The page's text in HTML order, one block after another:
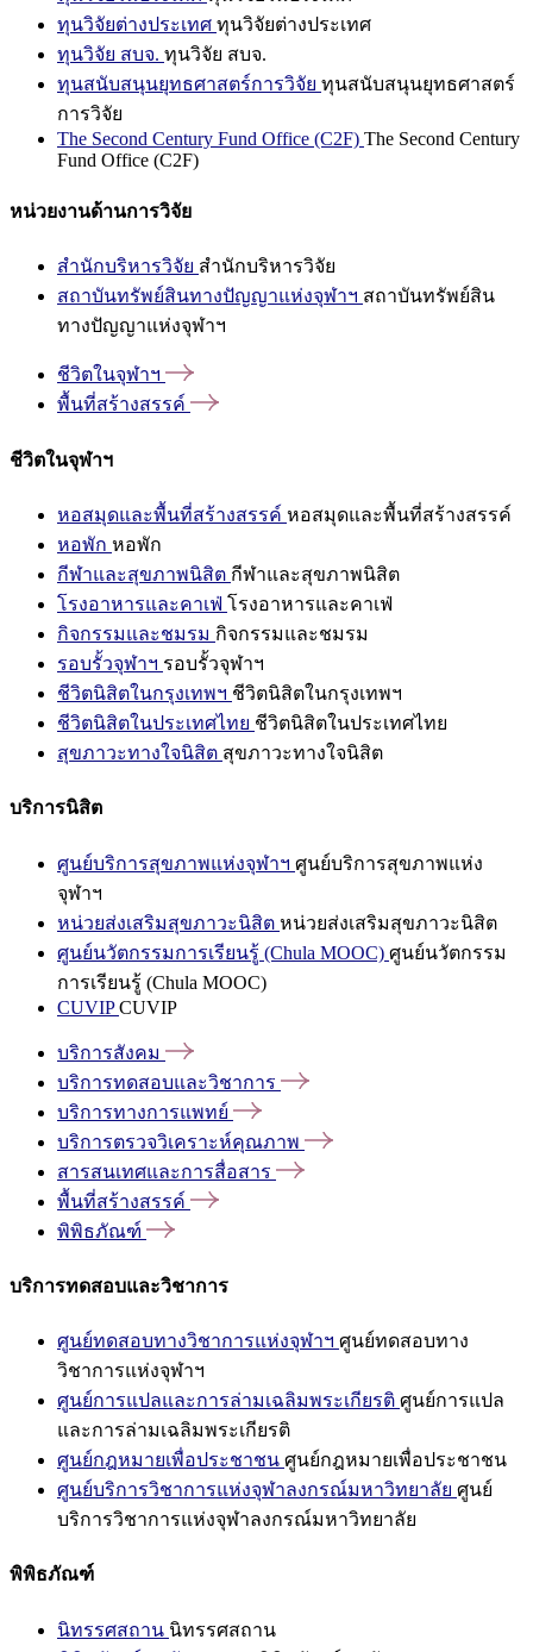
ทุนวิจัยต่างประเทศ ทุนวิจัยต่างประเทศ
ทุนวิจัย สบจ. ทุนวิจัย สบจ.
ทุนสนับสนุนยุทธศาสตร์การวิจัย ทุนสนับสนุนยุทธศาสตร์
การวิจัย
The Second Century Fund Office (C2F) The Second Century
Fund Office (C2F)
หน่วยงานด้านการวิจัย
สำนักบริหารวิจัย สำนักบริหารวิจัย
สถาบันทรัพย์สินทางปัญญาแห่งจุฬาฯ สถาบันทรัพย์สิน
ทางปัญญาแห่งจุฬาฯ
ชีวิตในจุฬาฯ
พื้นที่สร้างสรรค์
ชีวิตในจุฬาฯ
หอสมุดและพื้นที่สร้างสรรค์ หอสมุดและพื้นที่สร้างสรรค์
หอพัก หอพัก
กีฬาและสุขภาพนิสิต กีฬาและสุขภาพนิสิต
โรงอาหารและคาเฟ่ โรงอาหารและคาเฟ่
กิจกรรมและชมรม กิจกรรมและชมรม
รอบรั้วจุฬาฯ รอบรั้วจุฬาฯ
ชีวิตนิสิตในกรุงเทพฯ ชีวิตนิสิตในกรุงเทพฯ
ชีวิตนิสิตในประเทศไทย ชีวิตนิสิตในประเทศไทย
สุขภาวะทางใจนิสิต สุขภาวะทางใจนิสิต
บริการนิสิต
ศูนย์บริการสุขภาพแห่งจุฬาฯ ศูนย์บริการสุขภาพแห่ง
จุฬาฯ
หน่วยส่งเสริมสุขภาวะนิสิต หน่วยส่งเสริมสุขภาวะนิสิต
ศูนย์นวัตกรรมการเรียนรู้ (Chula MOOC) ศูนย์นวัตกรรม
การเรียนรู้ (Chula MOOC)
CUVIPCUVIP
บริการสังคม
บริการทดสอบและวิชาการ
บริการทางการแพทย์
บริการตรวจวิเคราะห์คุณภาพ
สารสนเทศและการสื่อสาร
พื้นที่สร้างสรรค์
พิพิธภัณฑ์
บริการทดสอบและวิชาการ
ศูนย์ทดสอบทางวิชาการแห่งจุฬาฯ ศูนย์ทดสอบทาง
วิชาการแห่งจุฬาฯ
ศูนย์การแปลและการล่ามเฉลิมพระเกียรติ ศูนย์การแปล
และการล่ามเฉลิมพระเกียรติ
ศูนย์กฎหมายเพื่อประชาชน ศูนย์กฎหมายเพื่อประชาชน
ศูนย์บริการวิชาการแห่งจุฬาลงกรณ์มหาวิทยาลัย ศูนย์
บริการวิชาการแห่งจุฬาลงกรณ์มหาวิทยาลัย
พิพิธภัณฑ์
นิทรรศสถาน นิทรรศสถาน